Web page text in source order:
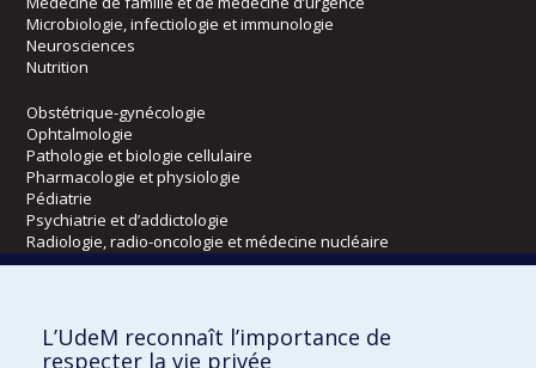
Microbiologie, infectiologie et immunologie
Neurosciences
Nutrition
Obstétrique-gynécologie
Ophtalmologie
Pathologie et biologie cellulaire
Pharmacologie et physiologie
Pédiatrie
Psychiatrie et d’addictologie
Radiologie, radio-oncologie et médecine nucléaire
Kinésiologie et des sciences de l’activité physique
L’UdeM reconnaît l’importance de
respecter la vie privée